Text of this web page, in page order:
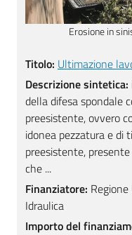
Erosione in
Titolo: Ultimazione
Descrizione sintetica:
della difesa spondale
preesistente, ovvero
idonea pezzatura e di
preesistente,
che ...
Finanziatore:
Idraulica
Importo del